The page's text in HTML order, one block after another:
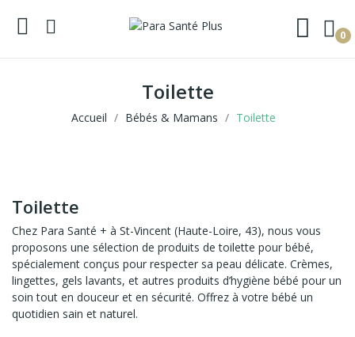
0
Toilette
Accueil Bébés & Mamans Toilette
Toilette
Chez Para Santé + à St-Vincent (Haute-Loire, 43), nous vous
proposons une sélection de produits de toilette pour bébé,
spécialement conçus pour respecter sa peau délicate. Crèmes,
lingettes, gels lavants, et autres produits d’hygiène bébé pour un
soin tout en douceur et en sécurité. Offrez à votre bébé un
quotidien sain et naturel.